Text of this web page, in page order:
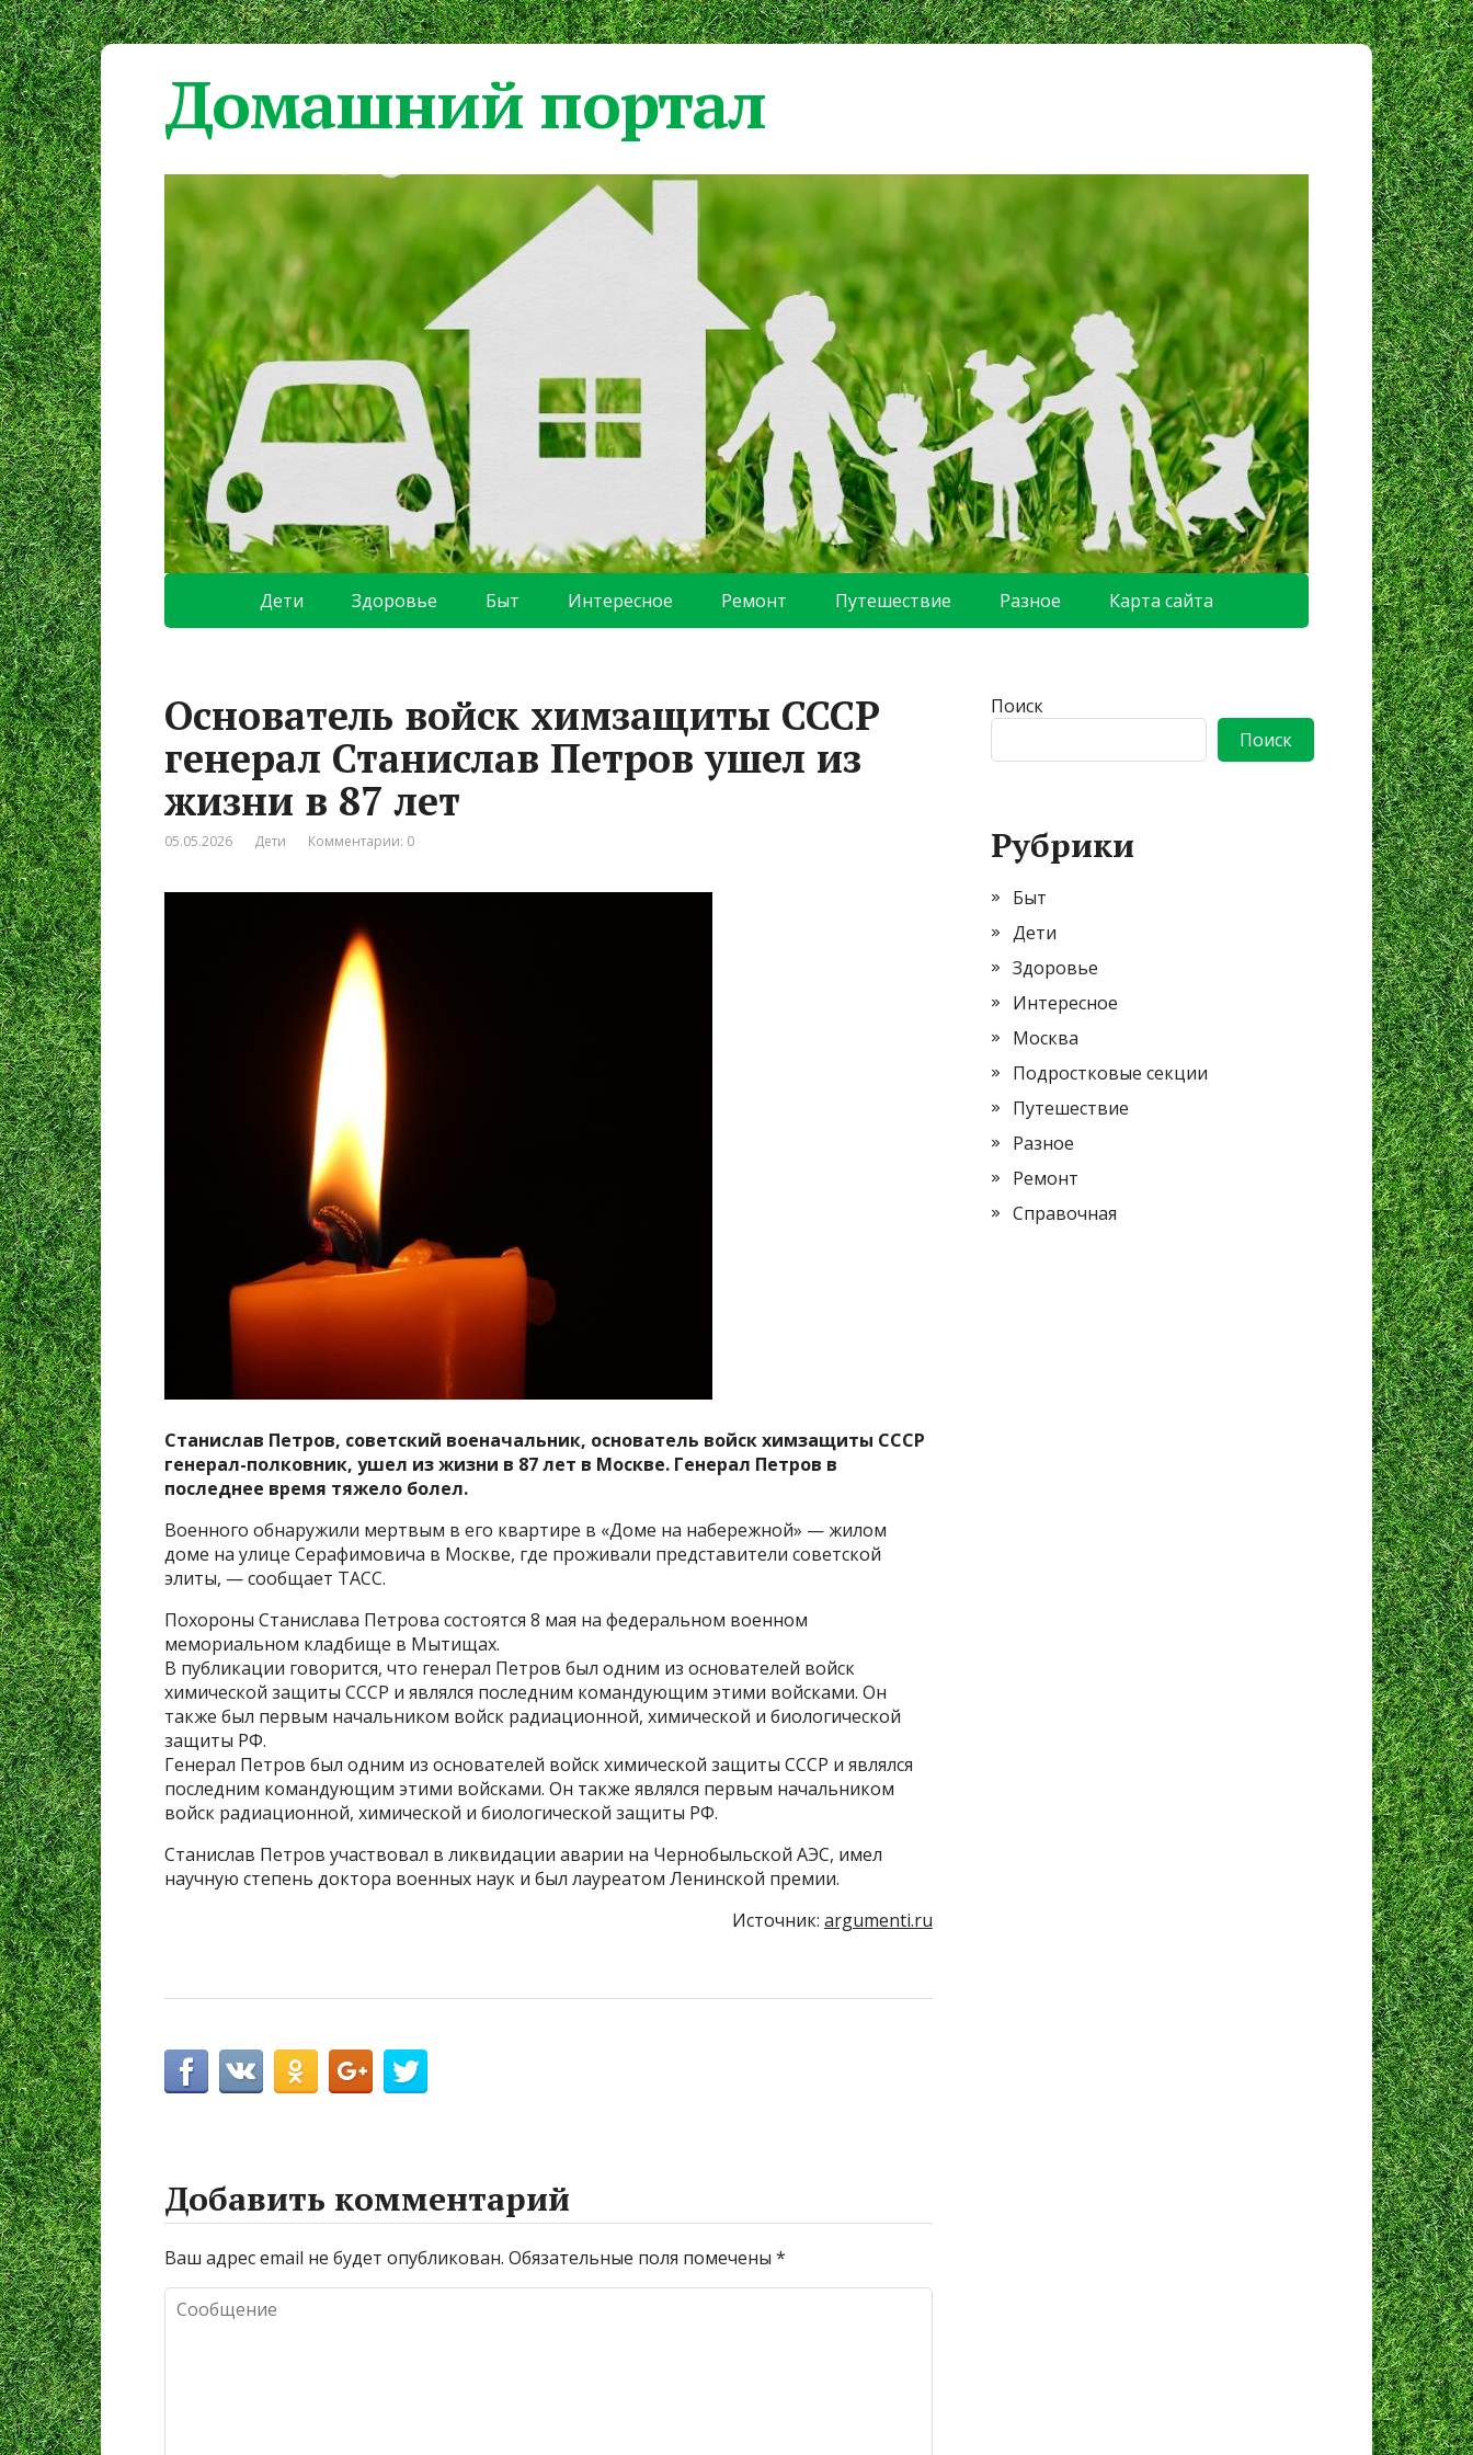
Домашний портал
Дети Здоровье Быт Интересное Ремонт Путешествие Разное Карта сайта
Основатель войск химзащиты СССР
генерал Станислав Петров ушел из
жизни в 87 лет
05.05.2026 Дети Комментарии: 0
Станислав Петров, советский военачальник, основатель войск химзащиты СССР
генерал-полковник, ушел из жизни в 87 лет в Москве. Генерал Петров в
последнее время тяжело болел.
Военного обнаружили мертвым в его квартире в «Доме на набережной» — жилом
доме на улице Серафимовича в Москве, где проживали представители советской
элиты, — сообщает ТАСС.
Похороны Станислава Петрова состоятся 8 мая на федеральном военном
мемориальном кладбище в Мытищах.
В публикации говорится, что генерал Петров был одним из основателей войск
химической защиты СССР и являлся последним командующим этими войсками. Он
также был первым начальником войск радиационной, химической и биологической
защиты РФ.
Генерал Петров был одним из основателей войск химической защиты СССР и являлся
последним командующим этими войсками. Он также являлся первым начальником
войск радиационной, химической и биологической защиты РФ.
Станислав Петров участвовал в ликвидации аварии на Чернобыльской АЭС, имел
научную степень доктора военных наук и был лауреатом Ленинской премии.
Источник: argumenti.ru
Добавить комментарий
Ваш адрес email не будет опубликован. Обязательные поля помечены *
Поиск
Поиск
Рубрики
Быт
Дети
Здоровье
Интересное
Москва
Подростковые секции
Путешествие
Разное
Ремонт
Справочная